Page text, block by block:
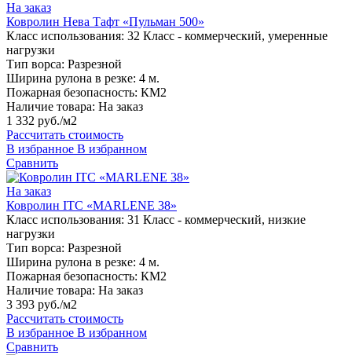
На заказ
Ковролин Нева Тафт «Пульман 500»
Класс использования: 32 Класс - коммерческий, умеренные
нагрузки
Тип ворса: Разрезной
Ширина рулона в резке: 4 м.
Пожарная безопасность: КМ2
Наличие товара: На заказ
1 332 руб./м2
Рассчитать стоимость
В избранное В избранном
Сравнить
На заказ
Ковролин ITC «MARLENE 38»
Класс использования: 31 Класс - коммерческий, низкие
нагрузки
Тип ворса: Разрезной
Ширина рулона в резке: 4 м.
Пожарная безопасность: КМ2
Наличие товара: На заказ
3 393 руб./м2
Рассчитать стоимость
В избранное В избранном
Сравнить